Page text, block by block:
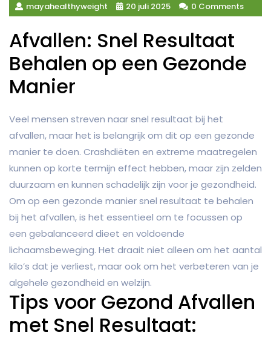
mayahealthyweight 20 juli 2025 0 Comments
Afvallen: Snel Resultaat
Behalen op een Gezonde
Manier
Veel mensen streven naar snel resultaat bij het
afvallen, maar het is belangrijk om dit op een gezonde
manier te doen. Crashdiëten en extreme maatregelen
kunnen op korte termijn effect hebben, maar zijn zelden
duurzaam en kunnen schadelijk zijn voor je gezondheid.
Om op een gezonde manier snel resultaat te behalen
bij het afvallen, is het essentieel om te focussen op
een gebalanceerd dieet en voldoende
lichaamsbeweging. Het draait niet alleen om het aantal
kilo’s dat je verliest, maar ook om het verbeteren van je
algehele gezondheid en welzijn.
Tips voor Gezond Afvallen
met Snel Resultaat: